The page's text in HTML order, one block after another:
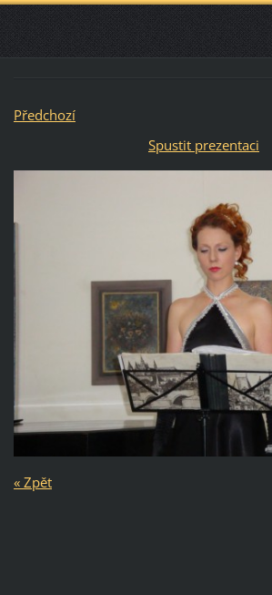
Předchozí
Spustit prezentaci
« Zpět